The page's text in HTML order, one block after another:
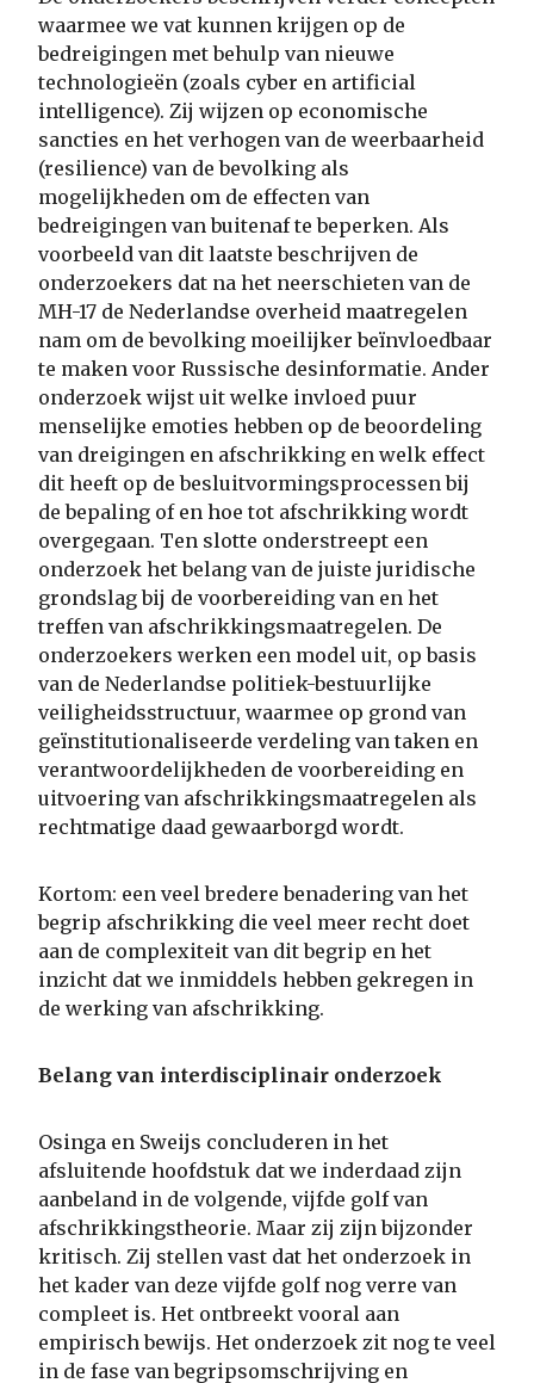
waarmee we vat kunnen krijgen op de
bedreigingen met behulp van nieuwe
technologieën (zoals cyber en artificial
intelligence). Zij wijzen op economische
sancties en het verhogen van de weerbaarheid
(resilience) van de bevolking als
mogelijkheden om de effecten van
bedreigingen van buitenaf te beperken. Als
voorbeeld van dit laatste beschrijven de
onderzoekers dat na het neerschieten van de
MH-17 de Nederlandse overheid maatregelen
nam om de bevolking moeilijker beïnvloedbaar
te maken voor Russische desinformatie. Ander
onderzoek wijst uit welke invloed puur
menselijke emoties hebben op de beoordeling
van dreigingen en afschrikking en welk effect
dit heeft op de besluitvormingsprocessen bij
de bepaling of en hoe tot afschrikking wordt
overgegaan. Ten slotte onderstreept een
onderzoek het belang van de juiste juridische
grondslag bij de voorbereiding van en het
treffen van afschrikkingsmaatregelen. De
onderzoekers werken een model uit, op basis
van de Nederlandse politiek-bestuurlijke
veiligheidsstructuur, waarmee op grond van
geïnstitutionaliseerde verdeling van taken en
verantwoordelijkheden de voorbereiding en
uitvoering van afschrikkingsmaatregelen als
rechtmatige daad gewaarborgd wordt.
Kortom: een veel bredere benadering van het
begrip afschrikking die veel meer recht doet
aan de complexiteit van dit begrip en het
inzicht dat we inmiddels hebben gekregen in
de werking van afschrikking.
Belang van interdisciplinair onderzoek
Osinga en Sweijs concluderen in het
afsluitende hoofdstuk dat we inderdaad zijn
aanbeland in de volgende, vijfde golf van
afschrikkingstheorie. Maar zij zijn bijzonder
kritisch. Zij stellen vast dat het onderzoek in
het kader van deze vijfde golf nog verre van
compleet is. Het ontbreekt vooral aan
empirisch bewijs. Het onderzoek zit nog te veel
in de fase van begripsomschrijving en